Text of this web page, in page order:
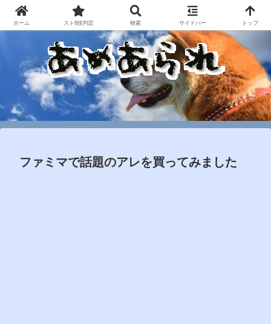
ファミマで話題のアレを買ってみました
ホーム スト6技判定 検索 サイドバー トップ